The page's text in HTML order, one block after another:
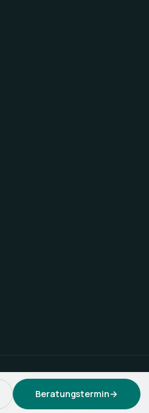
· Eislingen
Beratungstermin→